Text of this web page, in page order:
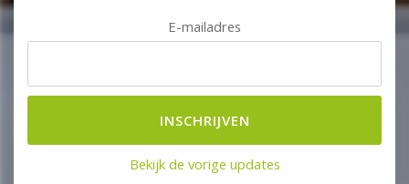
E-mailadres
Bekijk de vorige updates